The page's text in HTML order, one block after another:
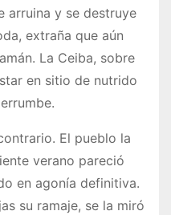
arruina y se destruye
extraña que aún
La Ceiba, sobre
en sitio de nutrido
El pueblo la
verano pareció
en agonía definitiva.
su ramaje, se la miró